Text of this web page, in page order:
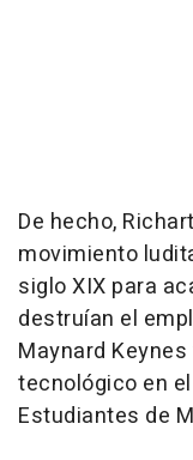
De hecho,
movimiento
siglo XIX para
destruían el
Maynard
tecnológico en
Estudiantes de